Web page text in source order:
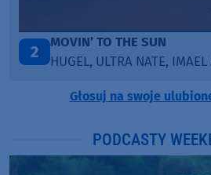
3
ITEPE ITEDE
SANAH
Głosuj na swoje
PODCASTY